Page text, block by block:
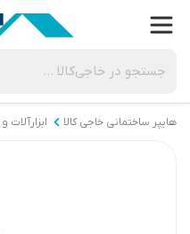
هایپر ساختمانی خاجی‌ کالا